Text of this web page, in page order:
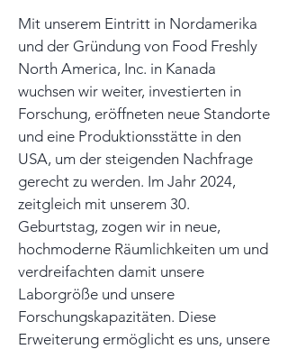
Mit unserem Eintritt in Nordamerika
und der Gründung von Food Freshly
North America, Inc. in Kanada
wuchsen wir weiter, investierten in
Forschung, eröffneten neue Standorte
und eine Produktionsstätte in den
USA, um der steigenden Nachfrage
gerecht zu werden. Im Jahr 2024,
zeitgleich mit unserem 30.
Geburtstag, zogen wir in neue,
hochmoderne Räumlichkeiten um und
verdreifachten damit unsere
Laborgröße und unsere
Forschungskapazitäten. Diese
Erweiterung ermöglicht es uns, unsere